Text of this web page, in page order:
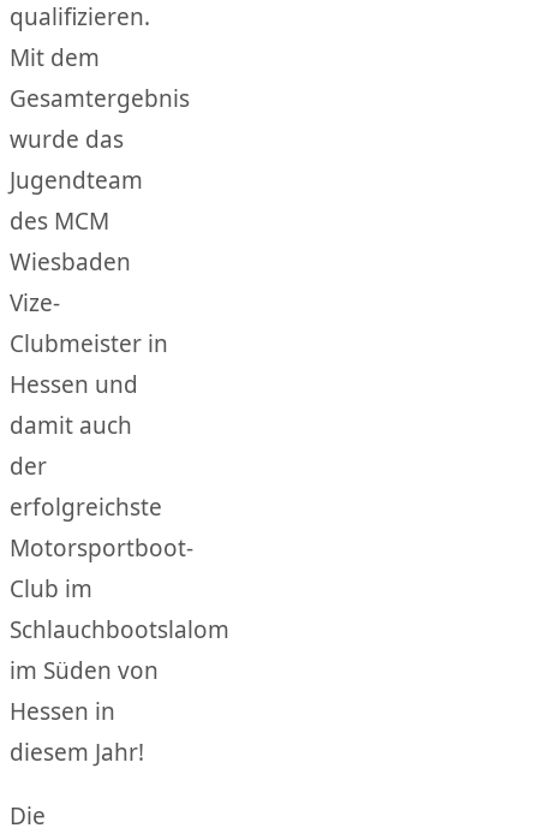
qualifizieren.
Mit dem
Gesamtergebnis
wurde das
Jugendteam
des MCM
Wiesbaden
Vize-
Clubmeister in
Hessen und
damit auch
der
erfolgreichste
Motorsportboot-
Club im
Schlauchbootslalom
im Süden von
Hessen in
diesem Jahr!
Die